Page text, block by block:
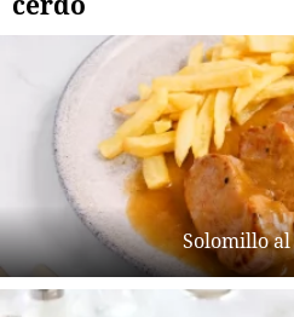
Solomillo